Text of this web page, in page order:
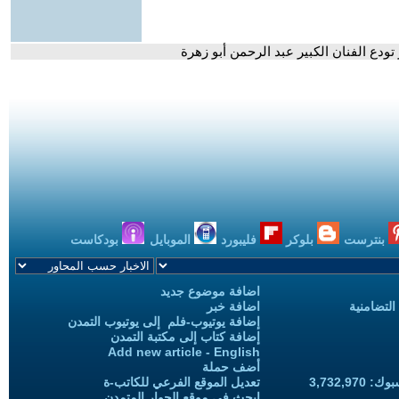
الفنان الكبير عبد الرحمن أبو زهرة
بنترست بلوكر فليبورد الموبايل بودكاست
اضافة موضوع جديد
اضافة خبر
إضافة يوتيوب-فلم إلى يوتيوب التمدن
إضافة كتاب إلى مكتبة التمدن
Add new article - English
أضف حملة
تعديل الموقع الفرعي للكاتب-ة